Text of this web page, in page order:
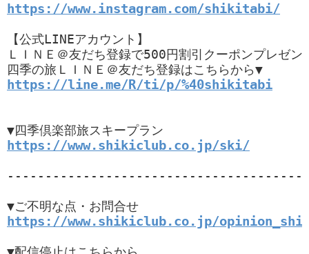
https://www.instagram.com/shikitabi/
【公式LINEアカウント】
ＬＩＮＥ＠友だち登録で500円割引クーポンプレゼン
https://line.me/R/ti/p/%40shikitabi
https://www.shikiclub.co.jp/ski/
https://www.shikiclub.co.jp/